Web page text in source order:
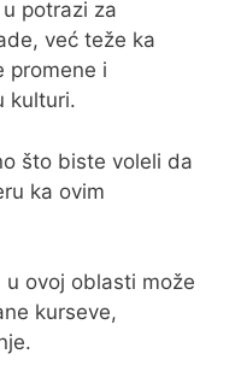
potrazi za
već teže ka
promene i
kulturi.
što biste voleli da
ka ovim
ovoj oblasti može
kurseve,